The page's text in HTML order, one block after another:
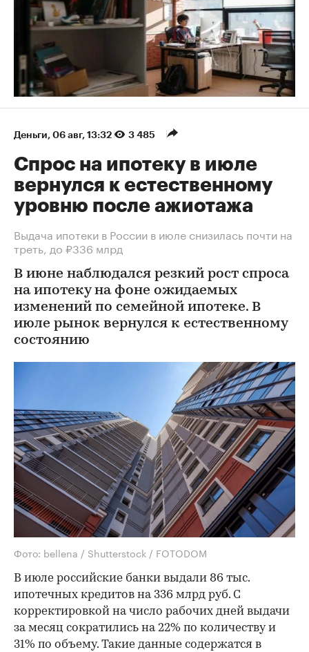
Деньги 06 авг, 13:32 3 485
Спрос на ипотеку в июле
вернулся к естественному
уровню после ажиотажа
Выдача ипотеки в России в июле снизилась почти на
треть, до ₽336 млрд
В июне наблюдался резкий рост спроса
на ипотеку на фоне ожидаемых
изменений по семейной ипотеке. В
июле рынок вернулся к естественному
состоянию
Фото: bellena / Shutterstock / FOTODOM
В июле российские банки выдали 86 тыс.
ипотечных кредитов на 336 млрд руб. С
корректировкой на число рабочих дней выдачи
за месяц сократились на 22% по количеству и
31% по объему. Такие данные содержатся в